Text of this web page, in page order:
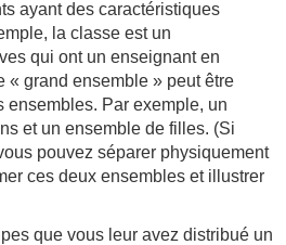
ayant des caractéristiques
la classe est un
qui ont un enseignant en
« grand ensemble » peut être
ensembles. Par exemple, un
et un ensemble de filles. (Si
pouvez séparer physiquement
ces deux ensembles et illustrer
que vous leur avez distribué un